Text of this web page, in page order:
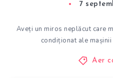
7
Aveți un miros neplăcut care
condiționat ale
Aer